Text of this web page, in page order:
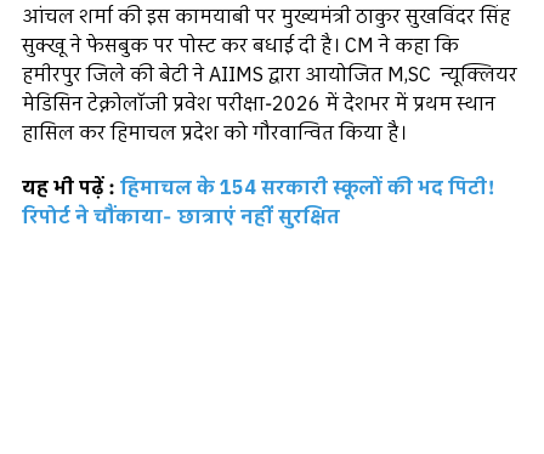
आंचल शर्मा की इस कामयाबी पर मुख्यमंत्री ठाकुर सुखविंदर सिंह
सुक्खू ने फेसबुक पर पोस्ट कर बधाई दी है। CM ने कहा कि
हमीरपुर जिले की बेटी ने AIIMS द्वारा आयोजित M,SC न्यूक्लियर
मेडिसिन टेक्नोलॉजी प्रवेश परीक्षा-2026 में देशभर में प्रथम स्थान
हासिल कर हिमाचल प्रदेश को गौरवान्वित किया है।
यह भी पढ़ें : हिमाचल के 154 सरकारी स्कूलों की भद पिटी!
रिपोर्ट ने चौंकाया- छात्राएं नहीं सुरक्षित